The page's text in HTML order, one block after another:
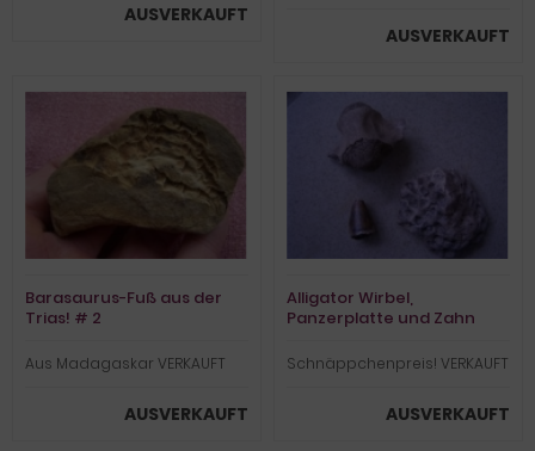
AUSVERKAUFT
AUSVERKAUFT
Barasaurus-Fuß aus der
Trias! # 2
Aus Madagaskar VERKAUFT
AUSVERKAUFT
Alligator Wirbel,
Panzerplatte und Zahn
Schnäppchenpreis! VERKAUFT
AUSVERKAUFT